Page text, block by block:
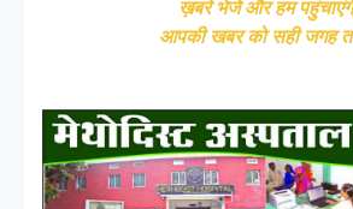
ख़बरें भेजें और हम
आपकी खबर को सही जगह